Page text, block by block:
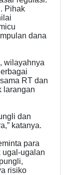
Pihak
dana
wilayahnya
RT dan
larangan
dan
katanya.
para
ugal-ugalan
risiko